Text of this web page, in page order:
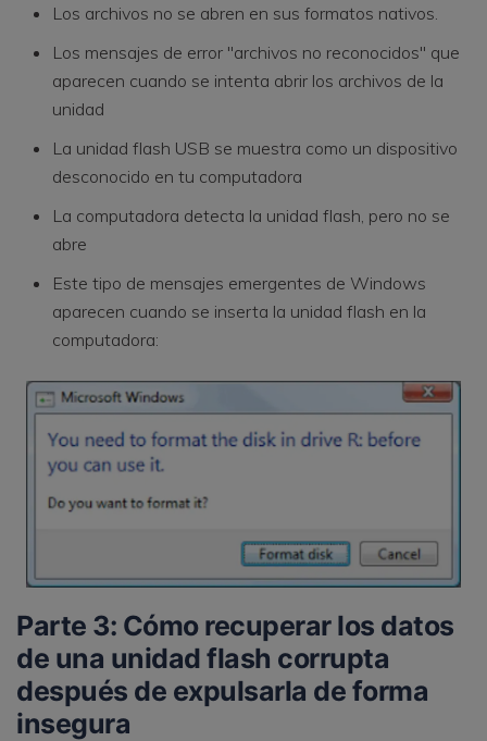
Los archivos no se abren en sus formatos nativos.
Los mensajes de error "archivos no reconocidos" que
aparecen cuando se intenta abrir los archivos de la
unidad
La unidad flash USB se muestra como un dispositivo
desconocido en tu computadora
La computadora detecta la unidad flash, pero no se
abre
Este tipo de mensajes emergentes de Windows
aparecen cuando se inserta la unidad flash en la
computadora:
Parte 3: Cómo recuperar los datos
de una unidad flash corrupta
después de expulsarla de forma
insegura